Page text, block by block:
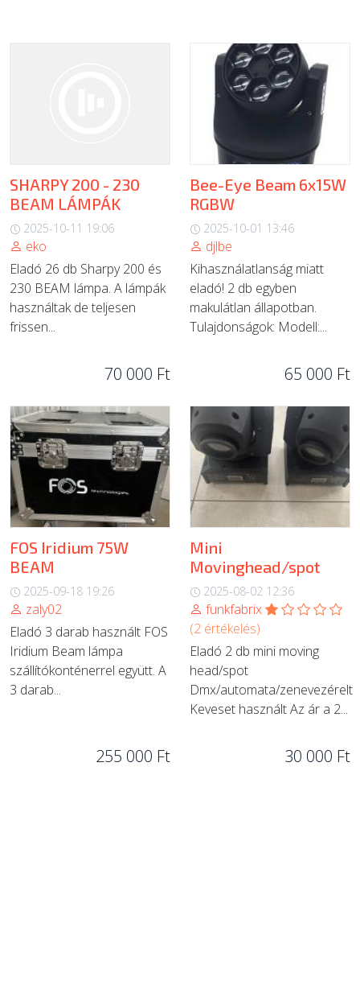
SHARPY 200 - 230
BEAM LÁMPÁK
2025-10-11 19:06
eko
Eladó 26 db Sharpy 200 és
230 BEAM lámpa. A lámpák
használtak de teljesen
frissen...
70 000 Ft
Bee-Eye Beam 6x15W
RGBW
2025-10-01 13:46
djlbe
Kihasználatlanság miatt
eladó! 2 db egyben
makulátlan állapotban.
Tulajdonságok: Modell:...
65 000 Ft
FOS Iridium 75W
BEAM
2025-09-18 19:26
zaly02
Eladó 3 darab használt FOS
Iridium Beam lámpa
szállítókonténerrel együtt. A
3 darab...
255 000 Ft
Mini
Movinghead/spot
2025-08-02 12:36
funkfabrix
(2 értékelés)
Eladó 2 db mini moving
head/spot
Dmx/automata/zenevezérelt
Keveset használt Az ár a 2...
30 000 Ft